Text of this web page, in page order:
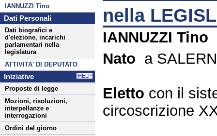
IANNUZZI Tino
Dati Personali
Dati biografici e
d'elezione, incarichi
parlamentari nella
legislatura
ATTIVITA' DI DEPUTATO
Iniziative HELP
Proposte di legge
Mozioni, risoluzioni,
interpellanze e
interrogazioni
Ordini del giorno
nella
IANNUZZI Tino
Nato a
Eletto con il
circoscrizione